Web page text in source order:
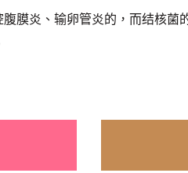
腹膜炎、输卵管炎的，而结核菌